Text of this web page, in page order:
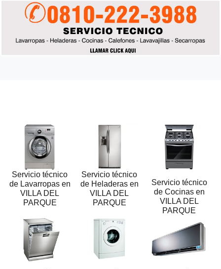
Servicio técnico
de Lavarropas en
VILLA DEL
PARQUE
Servicio técnico
de Heladeras en
VILLA DEL
PARQUE
Servicio técnico
de Cocinas en
VILLA DEL
PARQUE